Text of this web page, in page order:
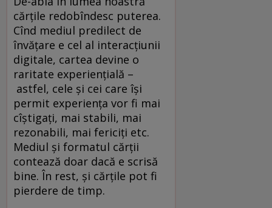
cărțile redobîndesc puterea.
Cînd mediul predilect de
învățare e cel al interacțiunii
digitale, cartea devine o
raritate experiențială –
astfel, cele și cei care își
permit experiența vor fi mai
cîștigați, mai stabili, mai
rezonabili, mai fericiți etc.
Mediul și formatul cărții
contează doar dacă e scrisă
bine. În rest, și cărțile pot fi
pierdere de timp.